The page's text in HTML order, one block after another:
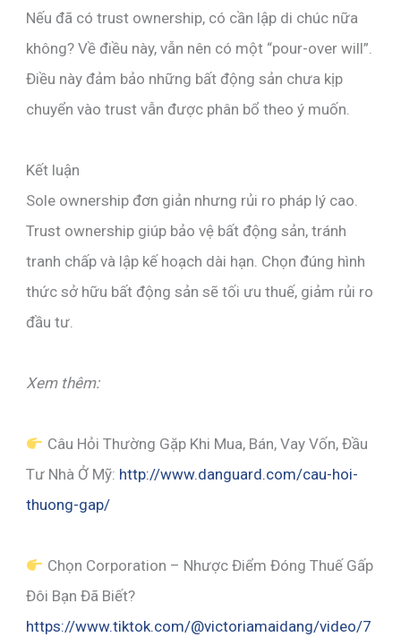
Nếu đã có trust ownership, có cần lập di chúc nữa
không? Về điều này, vẫn nên có một “pour-over will”.
Điều này đảm bảo những bất động sản chưa kịp
chuyển vào trust vẫn được phân bổ theo ý muốn.
Kết luận
Sole ownership đơn giản nhưng rủi ro pháp lý cao.
Trust ownership giúp bảo vệ bất động sản, tránh
tranh chấp và lập kế hoạch dài hạn. Chọn đúng hình
thức sở hữu bất động sản sẽ tối ưu thuế, giảm rủi ro
đầu tư.
Xem thêm:
Câu Hỏi Thường Gặp Khi Mua, Bán, Vay Vốn, Đầu
Tư Nhà Ở Mỹ: http://www.danguard.com/cau-hoi-
thuong-gap/
Chọn Corporation – Nhược Điểm Đóng Thuế Gấp
Đôi Bạn Đã Biết?
https://www.tiktok.com/@victoriamaidang/video/7